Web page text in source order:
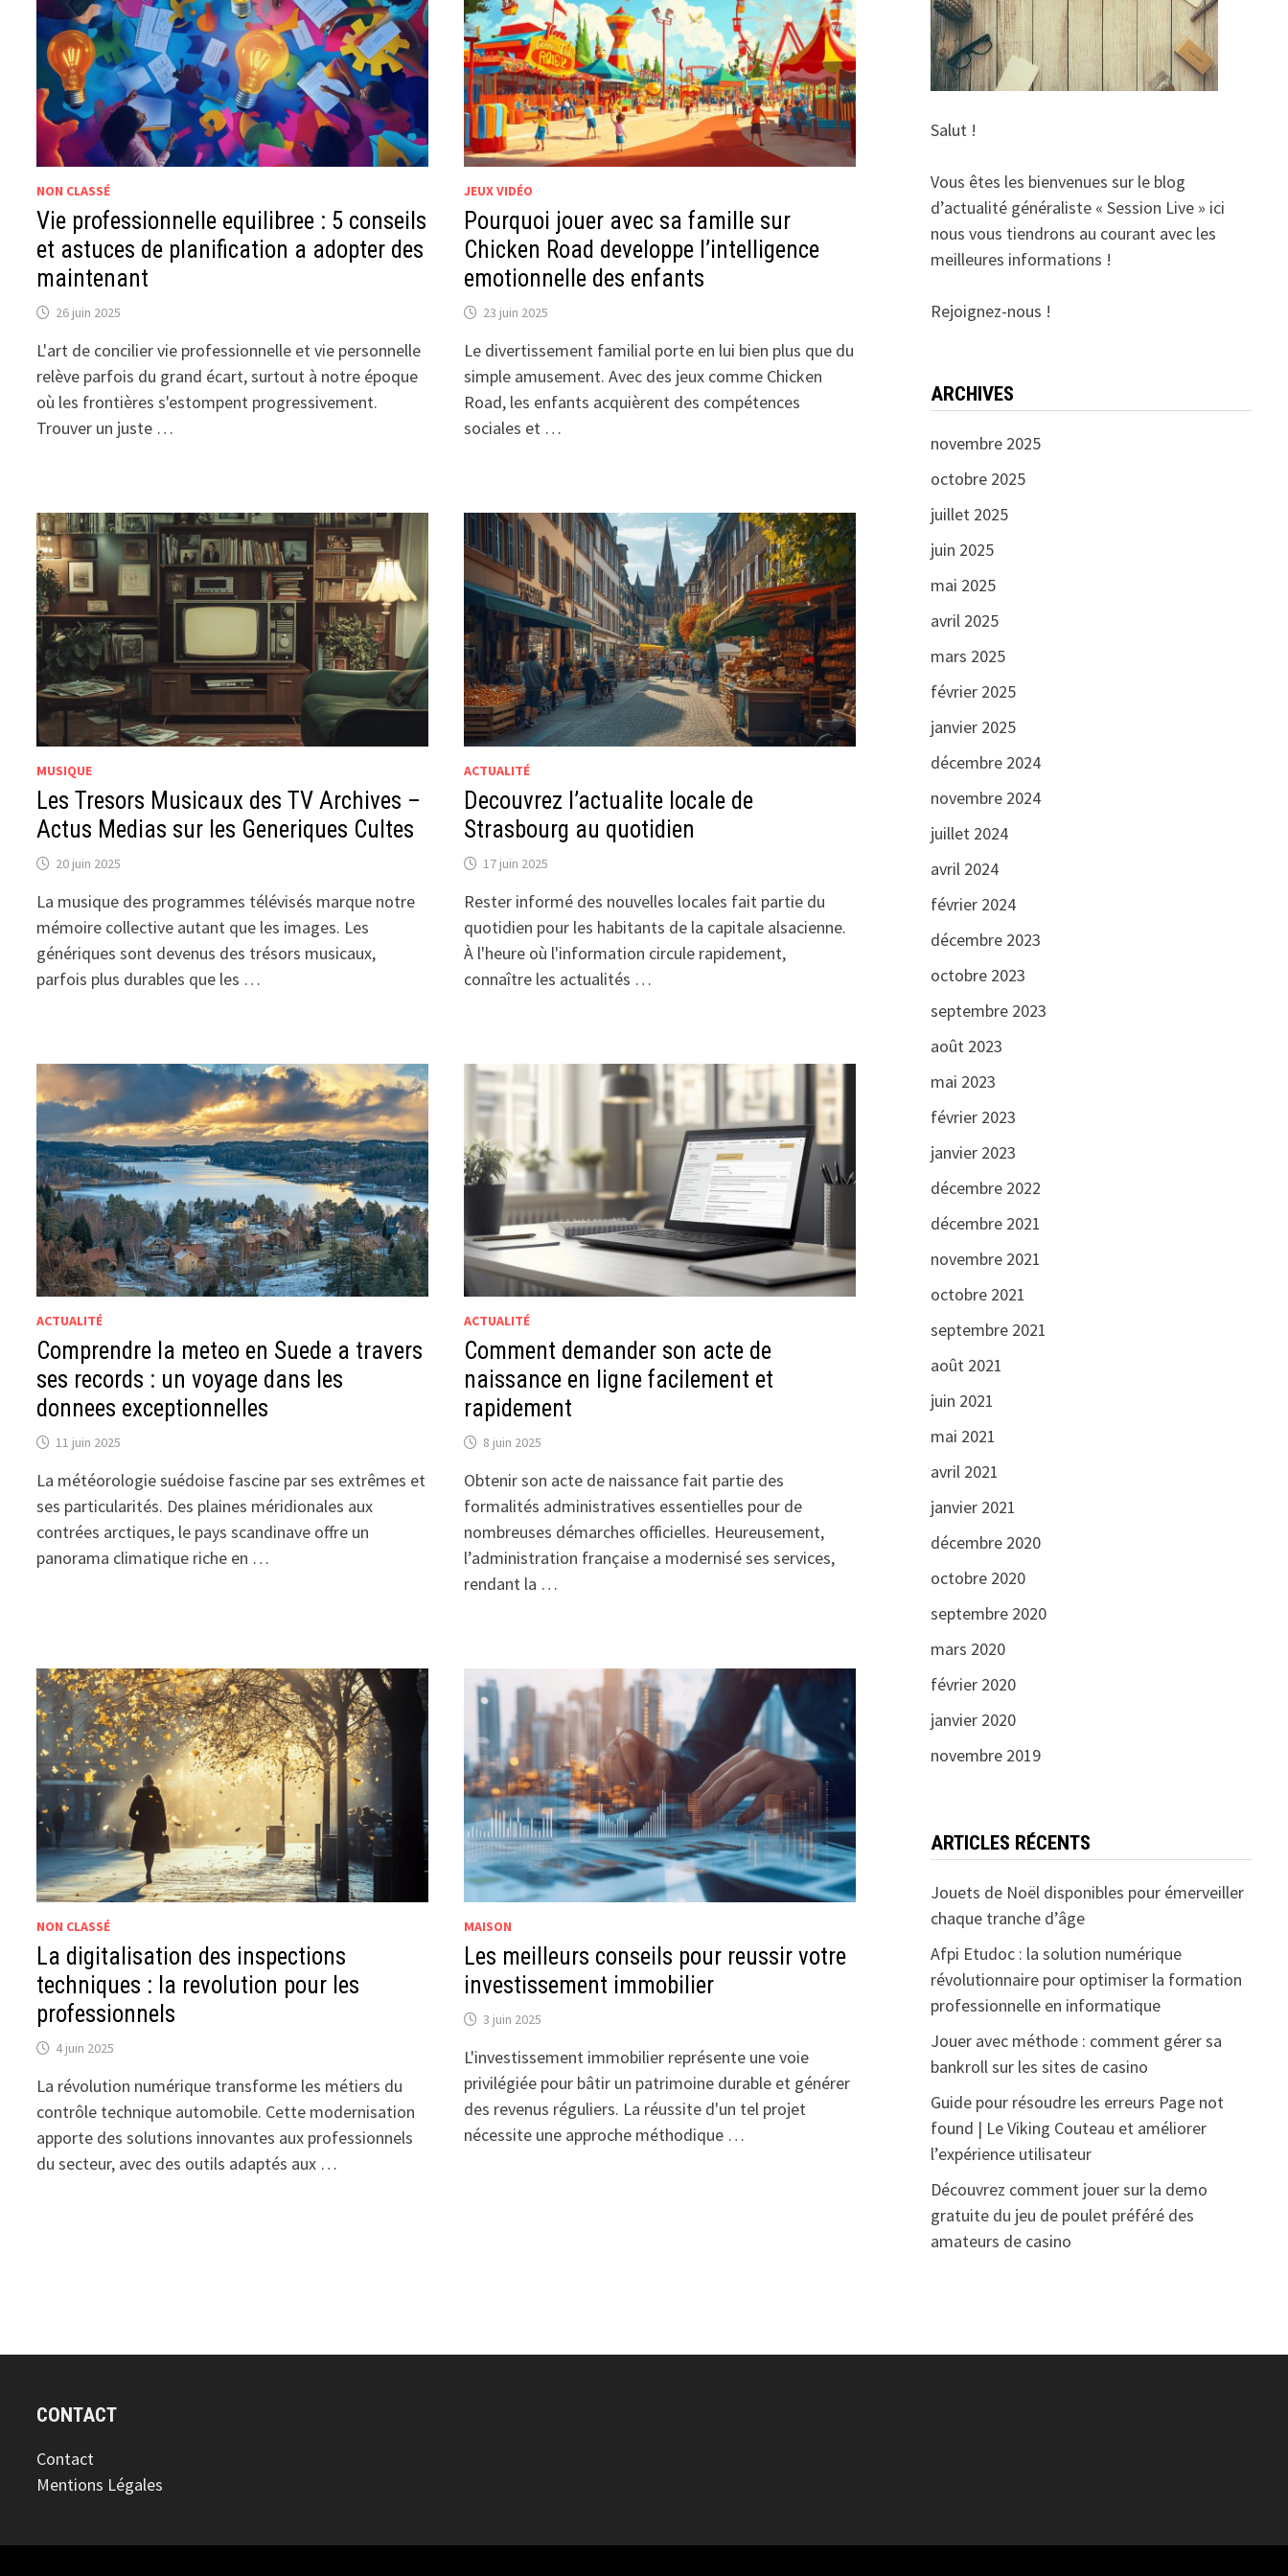
NON CLASSÉ
Vie professionnelle equilibree : 5 conseils
et astuces de planification a adopter des
maintenant
26 juin 2025
L'art de concilier vie professionnelle et vie personnelle
relève parfois du grand écart, surtout à notre époque
où les frontières s'estompent progressivement.
Trouver un juste …
JEUX VIDÉO
Pourquoi jouer avec sa famille sur
Chicken Road developpe l’intelligence
emotionnelle des enfants
23 juin 2025
Le divertissement familial porte en lui bien plus que du
simple amusement. Avec des jeux comme Chicken
Road, les enfants acquièrent des compétences
sociales et …
MUSIQUE
Les Tresors Musicaux des TV Archives –
Actus Medias sur les Generiques Cultes
20 juin 2025
La musique des programmes télévisés marque notre
mémoire collective autant que les images. Les
génériques sont devenus des trésors musicaux,
parfois plus durables que les …
ACTUALITÉ
Decouvrez l’actualite locale de
Strasbourg au quotidien
17 juin 2025
Rester informé des nouvelles locales fait partie du
quotidien pour les habitants de la capitale alsacienne.
À l'heure où l'information circule rapidement,
connaître les actualités …
ACTUALITÉ
Comprendre la meteo en Suede a travers
ses records : un voyage dans les
donnees exceptionnelles
11 juin 2025
La météorologie suédoise fascine par ses extrêmes et
ses particularités. Des plaines méridionales aux
contrées arctiques, le pays scandinave offre un
panorama climatique riche en …
ACTUALITÉ
Comment demander son acte de
naissance en ligne facilement et
rapidement
8 juin 2025
Obtenir son acte de naissance fait partie des
formalités administratives essentielles pour de
nombreuses démarches officielles. Heureusement,
l’administration française a modernisé ses services,
rendant la …
NON CLASSÉ
La digitalisation des inspections
techniques : la revolution pour les
professionnels
4 juin 2025
La révolution numérique transforme les métiers du
contrôle technique automobile. Cette modernisation
apporte des solutions innovantes aux professionnels
du secteur, avec des outils adaptés aux …
MAISON
Les meilleurs conseils pour reussir votre
investissement immobilier
3 juin 2025
L'investissement immobilier représente une voie
privilégiée pour bâtir un patrimoine durable et générer
des revenus réguliers. La réussite d'un tel projet
nécessite une approche méthodique …
Salut !
Vous êtes les bienvenues sur le blog
d’actualité généraliste « Session Live » ici
nous vous tiendrons au courant avec les
meilleures informations !
Rejoignez-nous !
ARCHIVES
novembre 2025
octobre 2025
juillet 2025
juin 2025
mai 2025
avril 2025
mars 2025
février 2025
janvier 2025
décembre 2024
novembre 2024
juillet 2024
avril 2024
février 2024
décembre 2023
octobre 2023
septembre 2023
août 2023
mai 2023
février 2023
janvier 2023
décembre 2022
décembre 2021
novembre 2021
octobre 2021
septembre 2021
août 2021
juin 2021
mai 2021
avril 2021
janvier 2021
décembre 2020
octobre 2020
septembre 2020
mars 2020
février 2020
janvier 2020
novembre 2019
ARTICLES RÉCENTS
Jouets de Noël disponibles pour émerveiller
chaque tranche d’âge
Afpi Etudoc : la solution numérique
révolutionnaire pour optimiser la formation
professionnelle en informatique
Jouer avec méthode : comment gérer sa
bankroll sur les sites de casino
Guide pour résoudre les erreurs Page not
found | Le Viking Couteau et améliorer
l’expérience utilisateur
Découvrez comment jouer sur la demo
gratuite du jeu de poulet préféré des
amateurs de casino
CONTACT
Contact
Mentions Légales